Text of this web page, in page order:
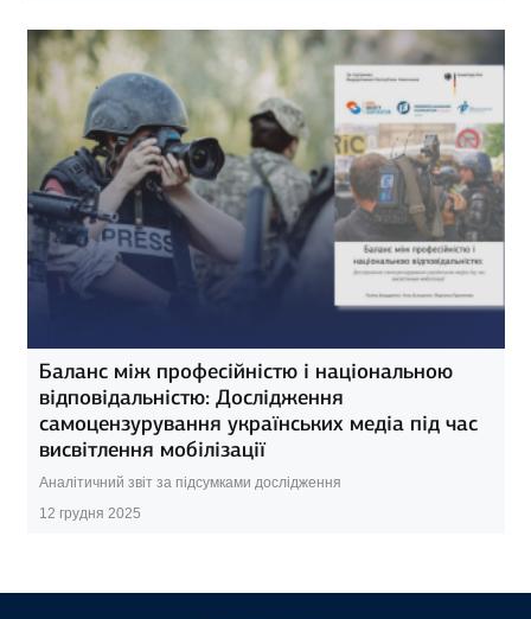
Баланс між професійністю і національною
відповідальністю: Дослідження
самоцензурування українських медіа під час
висвітлення мобілізації
Аналітичний звіт за підсумками дослідження
12 грудня 2025